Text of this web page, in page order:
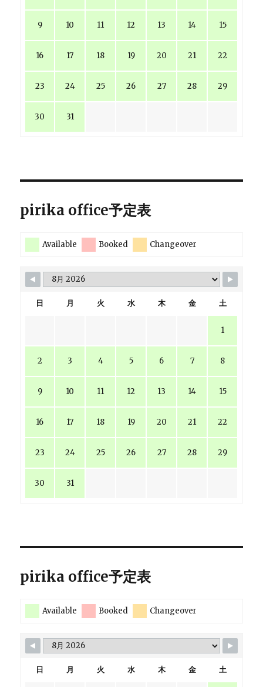
9 10 11 12 13 14 15
16 17 18 19 20 21 22
23 24 25 26 27 28 29
30 31
pirika office予定表
Available Booked Changeover
日 月 火 水 木 金 土
1
2 3 4 5 6 7 8
9 10 11 12 13 14 15
16 17 18 19 20 21 22
23 24 25 26 27 28 29
30 31
pirika office予定表
Available Booked Changeover
日 月 火 水 木 金 土